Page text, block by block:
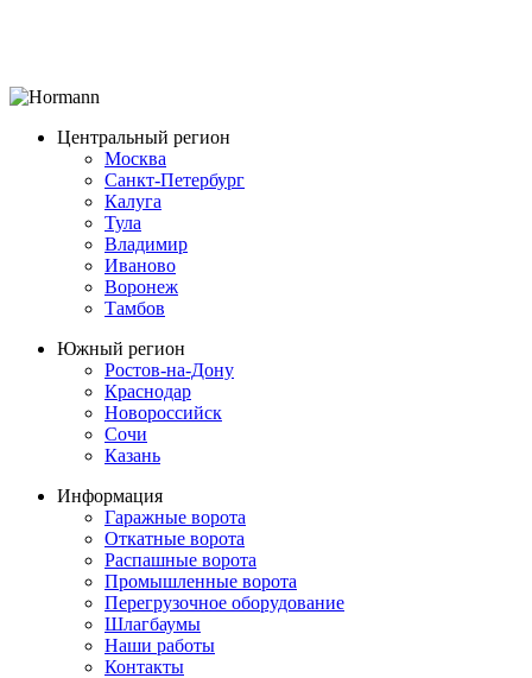
Центральный регион
Москва
Санкт-Петербург
Калуга
Тула
Владимир
Иваново
Воронеж
Тамбов
Южный регион
Ростов-на-Дону
Краснодар
Новороссийск
Сочи
Казань
Информация
Гаражные ворота
Откатные ворота
Распашные ворота
Промышленные ворота
Перегрузочное оборудование
Шлагбаумы
Наши работы
Контакты